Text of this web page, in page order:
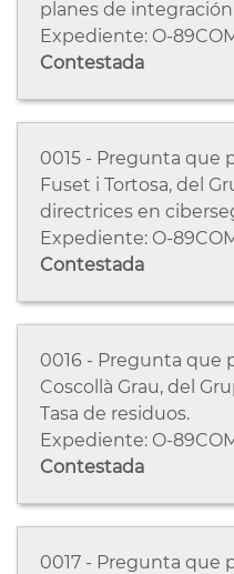
planes de integración
Expediente: O-
Contestada
0015 - Pregunta que
Fuset i Tortosa, del
directrices en
Expediente: O-
Contestada
0016 - Pregunta que
Coscollà Grau, del
Tasa de residuos.
Expediente: O-
Contestada
0017 - Pregunta que